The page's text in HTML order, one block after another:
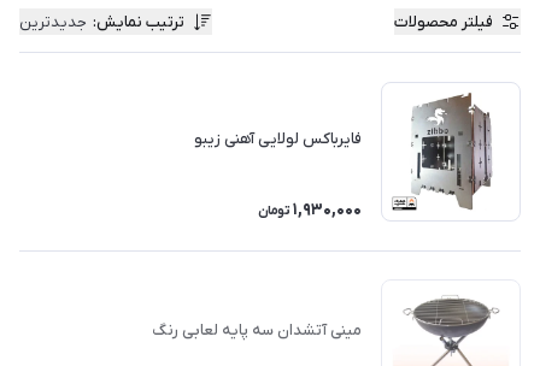
فیلتر محصولات
ترتیب نمایش: جدیدترین
فایرباکس لولایی آهنی زیبو
1,930,000 تومان
مینی آتشدان سه پایه لعابی رنگ